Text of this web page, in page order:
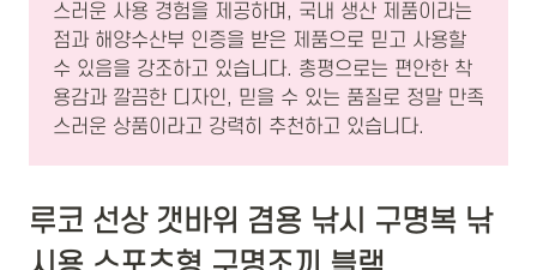
스러운 사용 경험을 제공하며, 국내 생산 제품이라는
점과 해양수산부 인증을 받은 제품으로 믿고 사용할
수 있음을 강조하고 있습니다. 총평으로는 편안한 착
용감과 깔끔한 디자인, 믿을 수 있는 품질로 정말 만족
스러운 상품이라고 강력히 추천하고 있습니다.
루코 선상 갯바위 겸용 낚시 구명복 낚